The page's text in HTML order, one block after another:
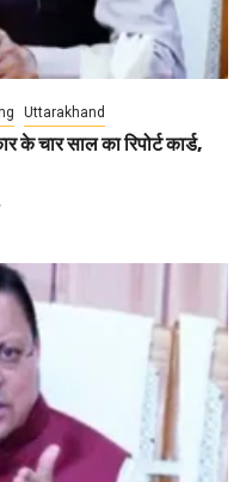
Uttarakhand
चार साल का रिपोर्ट कार्ड,